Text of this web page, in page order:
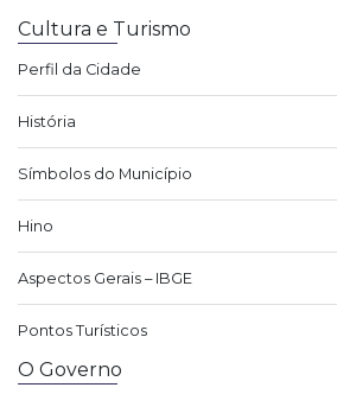
Cultura e Turismo
Perfil da Cidade
História
Símbolos do Município
Hino
Aspectos Gerais – IBGE
Pontos Turísticos
O Governo